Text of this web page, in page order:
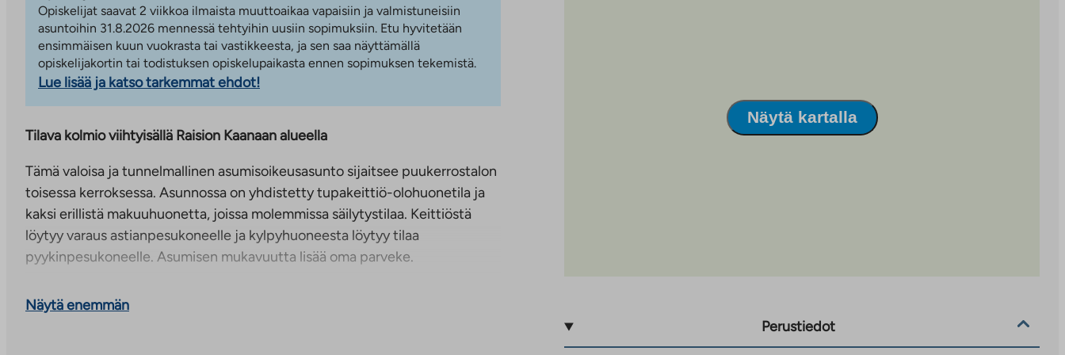
Opiskelijat saavat 2 viikkoa ilmaista muuttoaikaa vapaisiin ja valmistuneisiin
asuntoihin 31.8.2026 mennessä tehtyihin uusiin sopimuksiin. Etu hyvitetään
ensimmäisen kuun vuokrasta tai vastikkeesta, ja sen saa näyttämällä
opiskelijakortin tai todistuksen opiskelupaikasta ennen sopimuksen tekemistä.
Lue lisää ja katso tarkemmat ehdot!
Tilava kolmio viihtyisällä Raision Kaanaan alueella
Tämä valoisa ja tunnelmallinen asumisoikeusasunto sijaitsee puukerrostalon
toisessa kerroksessa. Asunnossa on yhdistetty tupakeittiö-olohuonetila ja
kaksi erillistä makuuhuonetta, joissa molemmissa säilytystilaa. Keittiöstä
löytyy varaus astianpesukoneelle ja kylpyhuoneesta löytyy tilaa
pyykinpesukoneelle. Asumisen mukavuutta lisää oma parveke.
Näytä enemmän
Näytä kartalla
Perustiedot